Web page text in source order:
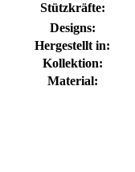
Stützkräfte:
Designs:
Hergestellt in:
Kollektion:
Material: